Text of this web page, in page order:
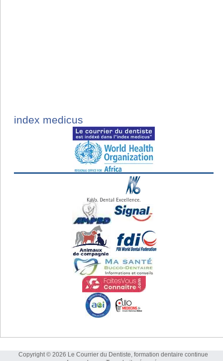
index medicus
Copyright © 2026 Le Courrier du Dentiste, formation dentaire continue